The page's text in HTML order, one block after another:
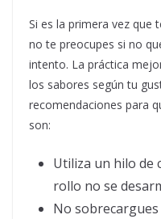
Si es la primera vez que
no te preocupes si no
intento. La práctica
los sabores según tu
recomendaciones para
son:
Utiliza un hilo de
rollo no se
No